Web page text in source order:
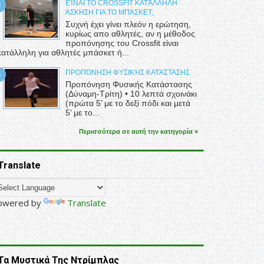
ΕΊΝΑΙ ΤΟ CROSSFIT ΚΑΤΆΛΛΗΛΗ
ΆΣΚΗΣΗ ΓΙΑ ΤΟ ΜΠΆΣΚΕΤ;
Συχνή έχει γίνει πλεόν η ερώτηση,
κυρίως απο αθλητές, αν η μέθοδος
προπόνησης του Crossfit είναι
για αθλητές μπάσκετ ή...
ΠΡΟΠΌΝΗΣΗ ΦΥΣΙΚΉΣ ΚΑΤΆΣΤΑΣΗΣ
Προπόνηση Φυσικής Κατάστασης
(Δύναμη-Τρίτη) • 10 λεπτά σχοινάκι
(πρώτα 5’ με το δεξί πόδι και μετά
5’ με το...
Περισσότερα σε αυτή την κατηγορία »
by Translate
Μυστικά Της Ντρίμπλας